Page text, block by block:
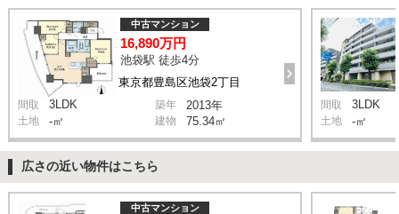
東京都豊島区池袋2丁目
中古マンション
16,890万円
池袋駅 徒歩4分
間取 3LDK 築年 2013年
土地 -㎡ 建物 75.34㎡
間取 3LDK
土地 -㎡
広さの近い物件はこちら
中古マンション